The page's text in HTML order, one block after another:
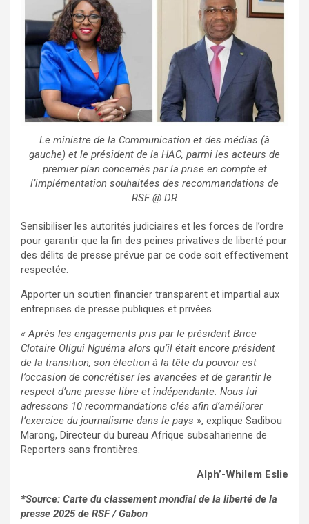
Le ministre de la Communication et des médias (à
gauche) et le président de la HAC, parmi les acteurs de
premier plan concernés par la prise en compte et
l’implémentation souhaitées des recommandations de
RSF @ DR
Sensibiliser les autorités judiciaires et les forces de l’ordre
pour garantir que la fin des peines privatives de liberté pour
des délits de presse prévue par ce code soit effectivement
respectée.
Apporter un soutien financier transparent et impartial aux
entreprises de presse publiques et privées.
« Après les engagements pris par le président Brice
Clotaire Oligui Nguéma alors qu’il était encore président
de la transition, son élection à la tête du pouvoir est
l’occasion de concrétiser les avancées et de garantir le
respect d’une presse libre et indépendante. Nous lui
adressons 10 recommandations clés afin d’améliorer
l’exercice du journalisme dans le pays », explique Sadibou
Marong, Directeur du bureau Afrique subsaharienne de
Reporters sans frontières.
Alph’-Whilem Eslie
*Source: Carte du classement mondial de la liberté de la
presse 2025 de RSF / Gabon